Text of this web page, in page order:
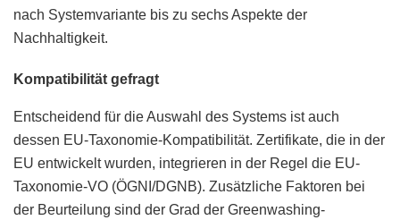
nach Systemvariante bis zu sechs Aspekte der
Nachhaltigkeit.
Kompatibilität gefragt
Entscheidend für die Auswahl des Systems ist auch
dessen EU-Taxonomie-Kompatibilität. Zertifikate, die in der
EU entwickelt wurden, integrieren in der Regel die EU-
Taxonomie-VO (ÖGNI/DGNB). Zusätzliche Faktoren bei
der Beurteilung sind der Grad der Greenwashing-